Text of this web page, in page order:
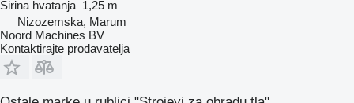
Širina hvatanja 1,25 m
Nizozemska, Marum
Noord Machines BV
Kontaktirajte prodavatelja